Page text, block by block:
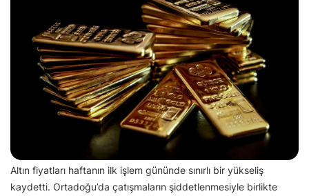
Altın fiyatları haftanın ilk işlem gününde sınırlı bir yükseliş
kaydetti. Ortadoğu’da çatışmaların şiddetlenmesiyle birlikte